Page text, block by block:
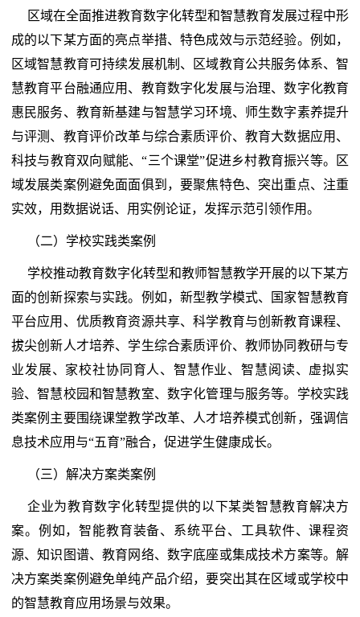
区域在全面推进教育数字化转型和智慧教育发展过程中形
成的以下某方面的亮点举措、特色成效与示范经验。例如，
区域智慧教育可持续发展机制、区域教育公共服务体系、智
慧教育平台融通应用、教育数字化发展与治理、数字化教育
惠民服务、教育新基建与智慧学习环境、师生数字素养提升
与评测、教育评价改革与综合素质评价、教育大数据应用、
科技与教育双向赋能、“三个课堂”促进乡村教育振兴等。区
域发展类案例避免面面俱到，要聚焦特色、突出重点、注重
实效，用数据说话、用实例论证，发挥示范引领作用。
（二）学校实践类案例
学校推动教育数字化转型和教师智慧教学开展的以下某方
面的创新探索与实践。例如，新型教学模式、国家智慧教育
平台应用、优质教育资源共享、科学教育与创新教育课程、
拔尖创新人才培养、学生综合素质评价、教师协同教研与专
业发展、家校社协同育人、智慧作业、智慧阅读、虚拟实
验、智慧校园和智慧教室、数字化管理与服务等。学校实践
类案例主要围绕课堂教学改革、人才培养模式创新，强调信
息技术应用与“五育”融合，促进学生健康成长。
（三）解决方案类案例
企业为教育数字化转型提供的以下某类智慧教育解决方
案。例如，智能教育装备、系统平台、工具软件、课程资
源、知识图谱、教育网络、数字底座或集成技术方案等。解
决方案类案例避免单纯产品介绍，要突出其在区域或学校中
的智慧教育应用场景与效果。